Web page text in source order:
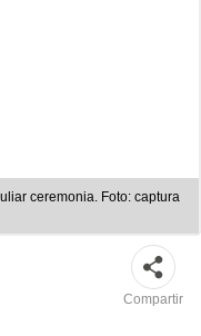
ceremonia. Foto: captura
Compartir